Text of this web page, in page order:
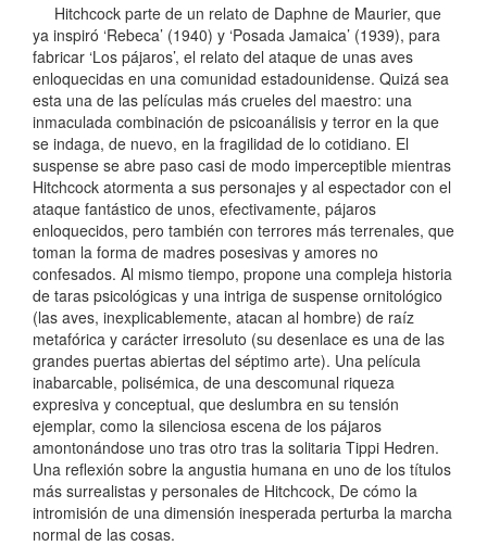
Hitchcock parte de un relato de Daphne de Maurier, que
ya inspiró ‘Rebeca’ (1940) y ‘Posada Jamaica’ (1939), para
fabricar ‘Los pájaros’, el relato del ataque de unas aves
enloquecidas en una comunidad estadounidense. Quizá sea
esta una de las películas más crueles del maestro: una
inmaculada combinación de psicoanálisis y terror en la que
se indaga, de nuevo, en la fragilidad de lo cotidiano. El
suspense se abre paso casi de modo imperceptible mientras
Hitchcock atormenta a sus personajes y al espectador con el
ataque fantástico de unos, efectivamente, pájaros
enloquecidos, pero también con terrores más terrenales, que
toman la forma de madres posesivas y amores no
confesados. Al mismo tiempo, propone una compleja historia
de taras psicológicas y una intriga de suspense ornitológico
(las aves, inexplicablemente, atacan al hombre) de raíz
metafórica y carácter irresoluto (su desenlace es una de las
grandes puertas abiertas del séptimo arte). Una película
inabarcable, polisémica, de una descomunal riqueza
expresiva y conceptual, que deslumbra en su tensión
ejemplar, como la silenciosa escena de los pájaros
amontonándose uno tras otro tras la solitaria Tippi Hedren.
Una reflexión sobre la angustia humana en uno de los títulos
más surrealistas y personales de Hitchcock, De cómo la
intromisión de una dimensión inesperada perturba la marcha
normal de las cosas.